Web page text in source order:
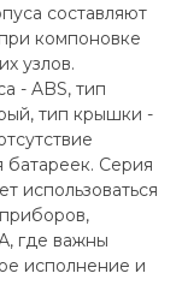
составляют
компоновке
узлов.
- ABS, тип
тип крышки -
батареек. Серия
использоваться
где важны
исполнение и